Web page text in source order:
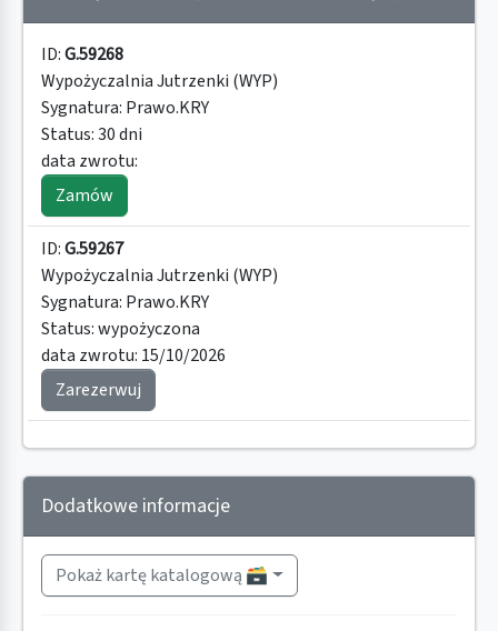
ID:G.59268
Wypożyczalnia Jutrzenki (WYP)
Sygnatura: Prawo.KRY
Status:30 dni
data zwrotu:
Zamów
ID:G.59267
Wypożyczalnia Jutrzenki (WYP)
Sygnatura: Prawo.KRY
Status:wypożyczona
data zwrotu: 15/10/2026
Zarezerwuj
Dodatkowe informacje
Pokaż kartę katalogową 🗃️